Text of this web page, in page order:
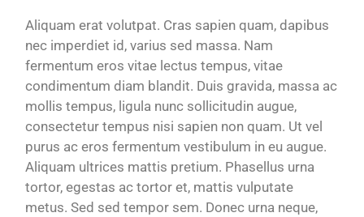
Aliquam erat volutpat. Cras sapien quam, dapibus
nec imperdiet id, varius sed massa. Nam
fermentum eros vitae lectus tempus, vitae
condimentum diam blandit. Duis gravida, massa ac
mollis tempus, ligula nunc sollicitudin augue,
consectetur tempus nisi sapien non quam. Ut vel
purus ac eros fermentum vestibulum in eu augue.
Aliquam ultrices mattis pretium. Phasellus urna
tortor, egestas ac tortor et, mattis vulputate
metus. Sed sed tempor sem. Donec urna neque,